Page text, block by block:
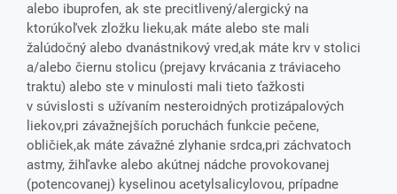
alebo ibuprofen, ak ste precitlivený/alergický na
ktorúkoľvek zložku lieku,ak máte alebo ste mali
žalúdočný alebo dvanástnikový vred,ak máte krv v stolici
a/alebo čiernu stolicu (prejavy krvácania z tráviaceho
traktu) alebo ste v minulosti mali tieto ťažkosti
v súvislosti s užívaním nesteroidných protizápalových
liekov,pri závažnejších poruchách funkcie pečene,
obličiek,ak máte závažné zlyhanie srdca,pri záchvatoch
astmy, žihľavke alebo akútnej nádche provokovanej
(potencovanej) kyselinou acetylsalicylovou, prípadne